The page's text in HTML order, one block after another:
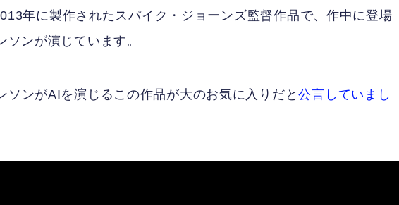
年に製作されたスパイク・ジョーンズ監督作品で、作中に登場
ンが演じています。
ソンがAIを演じるこの作品が大のお気に入りだと公言していまし